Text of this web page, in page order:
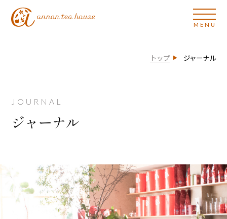
トップ ジャーナル
JOURNAL
ジャーナル